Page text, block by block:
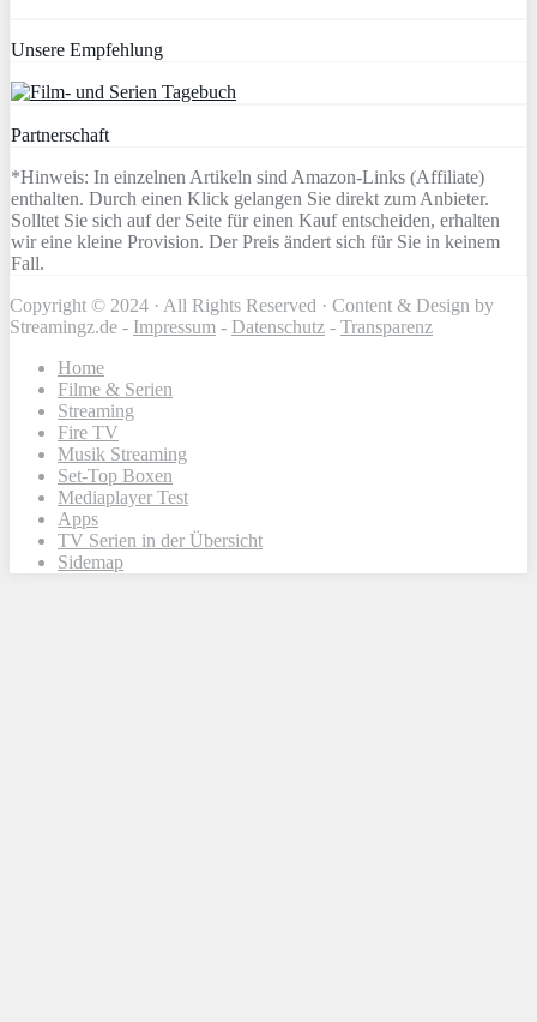
Unsere Empfehlung
Partnerschaft
*Hinweis: In einzelnen Artikeln sind Amazon-Links (Affiliate)
enthalten. Durch einen Klick gelangen Sie direkt zum Anbieter.
Solltet Sie sich auf der Seite für einen Kauf entscheiden, erhalten
wir eine kleine Provision. Der Preis ändert sich für Sie in keinem
Fall.
Copyright © 2024 · All Rights Reserved · Content & Design by
Streamingz.de - Impressum - Datenschutz - Transparenz
Home
Filme & Serien
Streaming
Fire TV
Musik Streaming
Set-Top Boxen
Mediaplayer Test
Apps
TV Serien in der Übersicht
Sidemap